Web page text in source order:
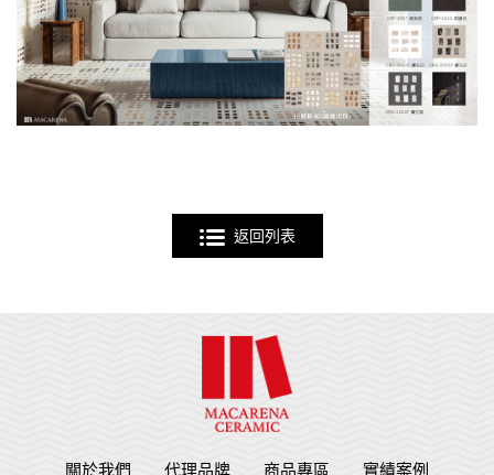
返回列表
關於我們 代理品牌 商品專區 實績案例